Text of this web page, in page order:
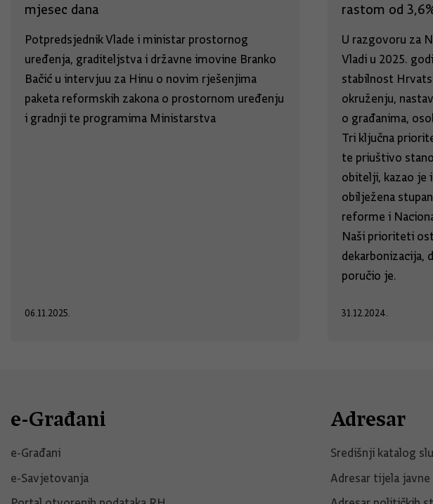
mjesec dana
Potpredsjednik Vlade i ministar prostornog
uređenja, graditeljstva i državne imovine Branko
Bačić u intervjuu za Hinu o novim rješenjima
paketa reformskih zakona o prostornom uređenju
i gradnji te programima Ministarstva
06.11.2025.
rastom od
U razgovoru za
Vladi u 2025.
stabilnost
okruženju,
o građanima,
Tri ključna
te priuštivo
obitelji, kazao je
obilježena
reforme i
Naši prioriteti
dekarbonizacija,
poručio je.
31.12.2024.
e-Građani
e-Građani
e-Savjetovanja
Adresar
Središnji katalog
Adresar tijela